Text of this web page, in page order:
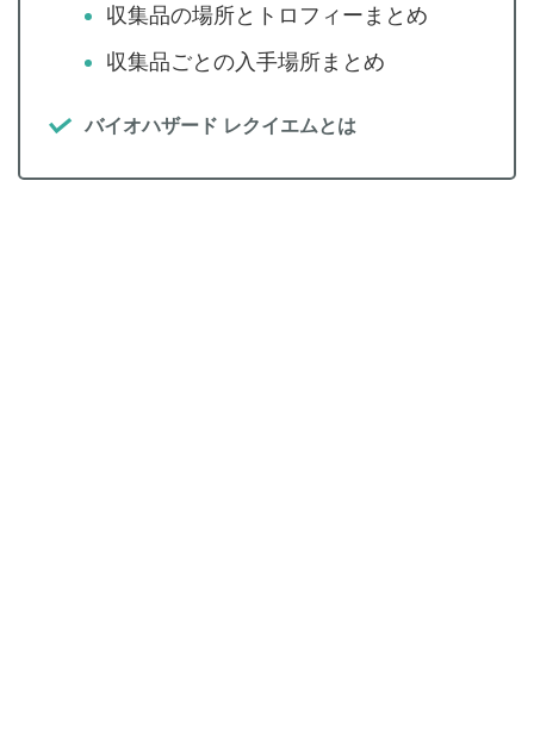
収集品の場所とトロフィーまとめ
収集品ごとの入手場所まとめ
バイオハザード レクイエムとは